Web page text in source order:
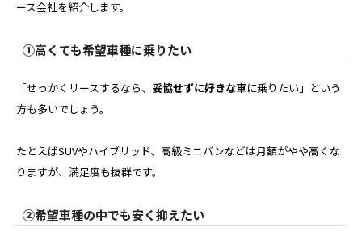
ース会社を紹介します。
①高くても希望車種に乗りたい
「せっかくリースするなら、 妥協せずに好きな車に乗りたい」という
方も多いでしょう。
たとえばSUVやハイブリッド、高級ミニバンなどは月額がやや高くな
りますが、満足度も抜群です。
②希望車種の中でも安く抑えたい